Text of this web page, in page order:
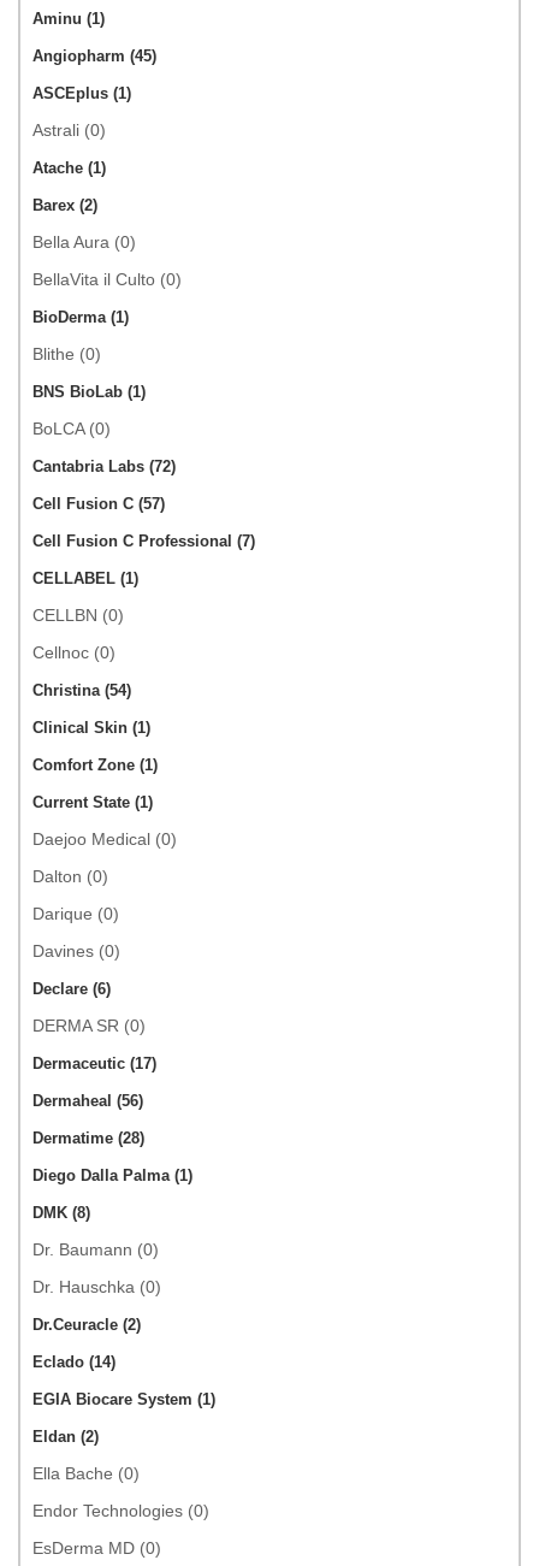
Aminu (1)
Angiopharm (45)
ASCEplus (1)
Astrali (0)
Atache (1)
Barex (2)
Bella Aura (0)
BellaVita il Culto (0)
BioDerma (1)
Blithe (0)
BNS BioLab (1)
BoLCA (0)
Cantabria Labs (72)
Cell Fusion C (57)
Cell Fusion C Professional (7)
CELLABEL (1)
CELLBN (0)
Cellnoc (0)
Christina (54)
Clinical Skin (1)
Comfort Zone (1)
Current State (1)
Daejoo Medical (0)
Dalton (0)
Darique (0)
Davines (0)
Declare (6)
DERMA SR (0)
Dermaceutic (17)
Dermaheal (56)
Dermatime (28)
Diego Dalla Palma (1)
DMK (8)
Dr. Baumann (0)
Dr. Hauschka (0)
Dr.Ceuracle (2)
Eclado (14)
EGIA Biocare System (1)
Eldan (2)
Ella Bache (0)
Endor Technologies (0)
EsDerma MD (0)